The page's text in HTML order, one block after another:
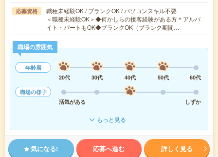
応募資格
職種未経験OK / ブランクOK / パソコンスキル不要
＜職種未経験OK＞◆何かしらの接客経験がある方＊アルバ
イト・パートもOK◆ブランクOK（ブランク期間…
職場の雰囲気
年齢層
20代
30代 40代 50代
60代
職場の様子
活気がある
しずか
もっと見る
気になる! 応募へ進む 詳しく見る